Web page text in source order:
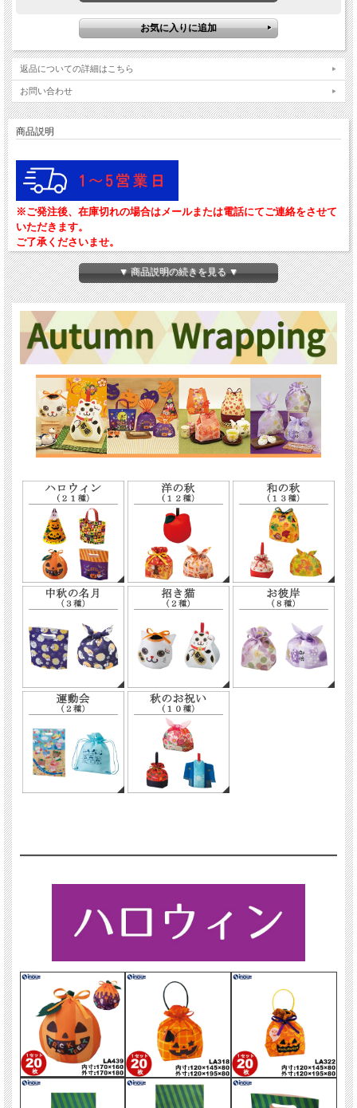
返品についての詳細はこちら
お問い合わせ
商品説明
※ご発注後、在庫切れの場合はメールまたは電話にてご連絡をさせて
いただきます。
ご了承くださいませ。
ラッピング 不織布 袋 ギフト ギフトラッピング ラッピング袋 プレゼント ギフト
▼ 商品説明の続きを見る ▼